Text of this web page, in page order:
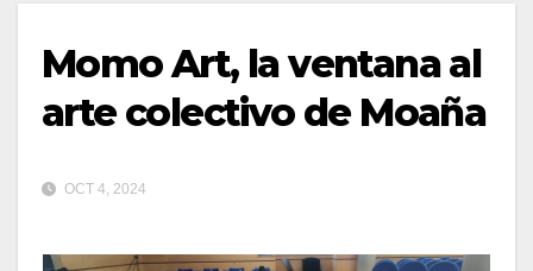
Momo Art, la ventana al
arte colectivo de Moaña
OCT 4, 2024